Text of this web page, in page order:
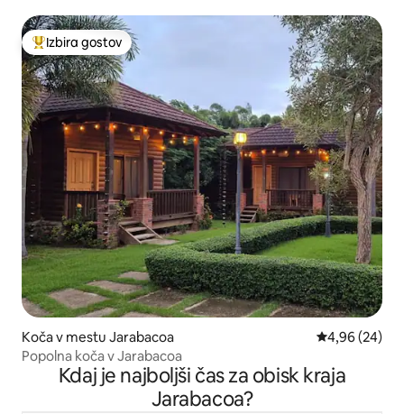
Najbolj priljubljena prenočišča z značko »Izbira gostov«
Izbira gostov
Koča v mestu Jarabacoa Povprečna
4,96 (24)
Popolna koča v Jarabacoa
Kdaj je najboljši čas za obisk kraja
Jarabacoa?